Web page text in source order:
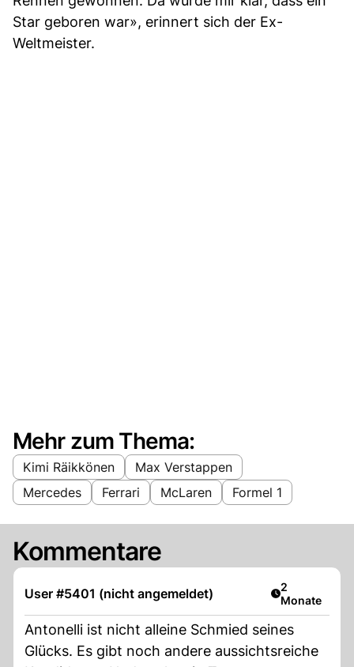
Star geboren war», erinnert sich der Ex-
Weltmeister.
Mehr zum Thema:
Kimi Räikkönen
Max Verstappen
Mercedes
Ferrari McLaren Formel 1
Kommentare
User #5401 (nicht angemeldet) Artikel
2
Monate
Antonelli ist nicht alleine Schmied seines
Glücks. Es gibt noch andere aussichtsreiche